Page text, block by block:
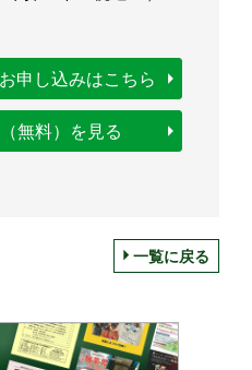
申し込みはこちら
無料）を見る
一覧に戻る